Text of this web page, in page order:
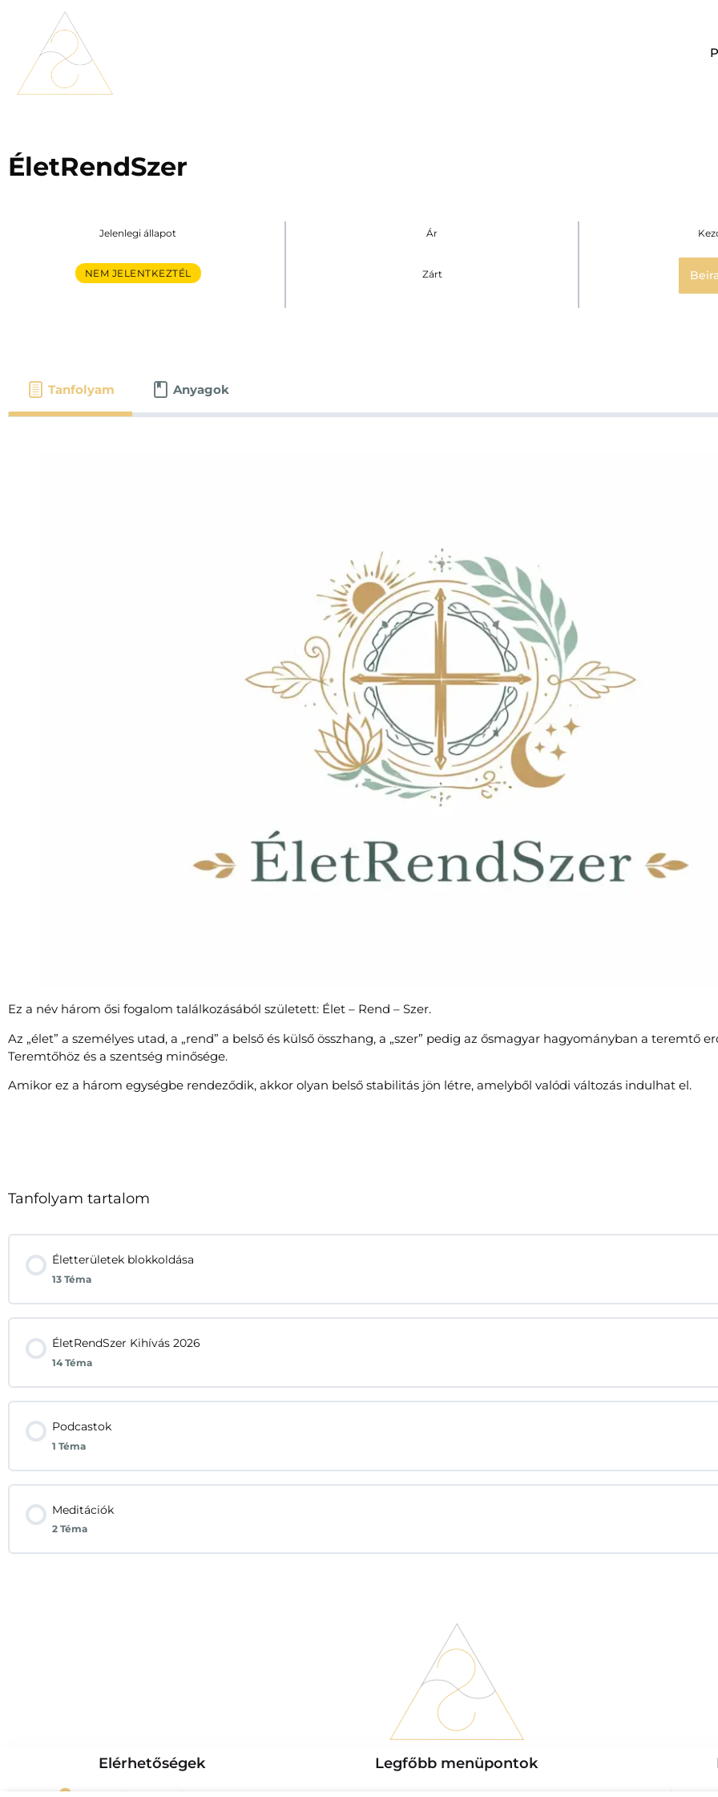
ÉletRendSzer
Jelenlegi állapot
NEM JELENTKEZTÉL
Ár
Zárt
Tanfolyam Anyagok
Ez a név három ősi fogalom találkozásából született: Élet – Rend – Szer.
Az „élet” a személyes utad, a „rend” a belső és külső összhang, a „szer” pedig az ősmagyar hagyományban a teremtő
Teremtőhöz és a szentség minősége.
Amikor ez a három egységbe rendeződik, akkor olyan belső stabilitás jön létre, amelyből valódi változás indulhat el.
Tanfolyam tartalom
Életterületek blokkoldása
13 Téma
ÉletRendSzer Kihívás 2026
14 Téma
Podcastok
1 Téma
Meditációk
2 Téma
Elérhetőségek Legfőbb menüpontok